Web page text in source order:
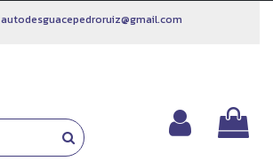
autodesguacepedroruiz@gmail.com